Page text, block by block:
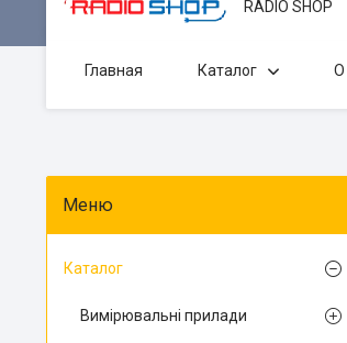
RADIO SHOP
Главная Каталог О
Каталог
Вимірювальні прилади